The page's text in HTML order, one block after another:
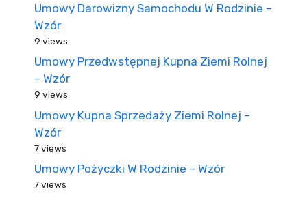
Umowy Darowizny Samochodu W Rodzinie –
Wzór
9 views
Umowy Przedwstępnej Kupna Ziemi Rolnej
– Wzór
9 views
Umowy Kupna Sprzedaży Ziemi Rolnej –
Wzór
7 views
Umowy Pożyczki W Rodzinie – Wzór
7 views